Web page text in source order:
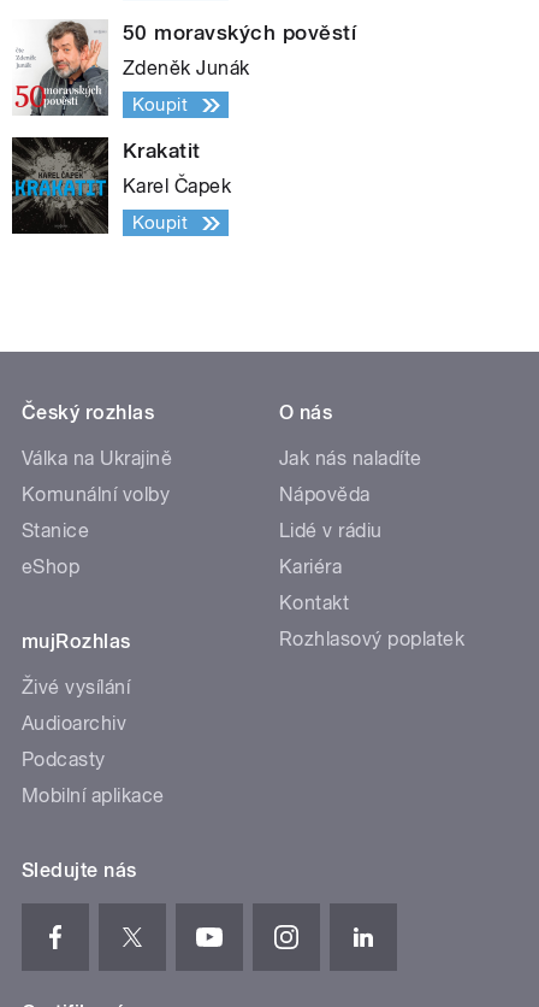
50 moravských pověstí
Zdeněk Junák
Koupit
Krakatit
Karel Čapek
Koupit
Český rozhlas
Válka na Ukrajině
Komunální volby
Stanice
eShop
mujRozhlas
Živé vysílání
Audioarchiv
Podcasty
Mobilní aplikace
O nás
Jak nás naladíte
Nápověda
Lidé v rádiu
Kariéra
Kontakt
Rozhlasový poplatek
Sledujte nás